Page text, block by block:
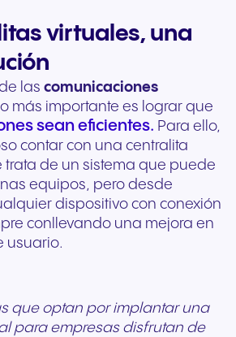
virtuales, una
las comunicaciones
más importante es lograr que
sean eficientes. Para ello,
contar con una centralita
trata de un sistema que puede
equipos, pero desde
dispositivo con conexión
conllevando una mejora en
usuario.
que optan por implantar una
para empresas disfrutan de